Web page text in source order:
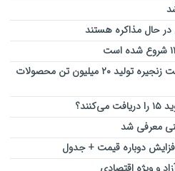
در حال مذاکره هستند
بذر هیبرید ذرت ۷۰۴؛ حلقه نخست زنجیره تولید ۲۰ میلیون تن محصولات